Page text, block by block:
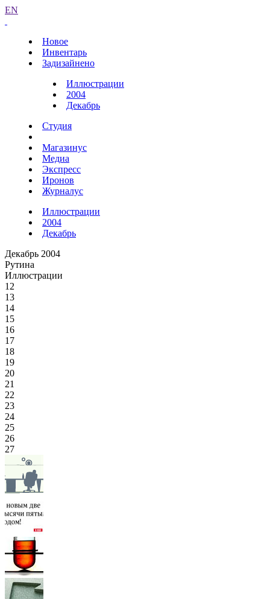
EN
Новое
Инвентарь
Задизайнено
Иллюстрации
2004
Декабрь
Студия
Магазинус
Медиа
Экспресс
Иронов
Журналус
Иллюстрации
2004
Декабрь
Декабрь 2004
Рутина
Иллюстрации
12
13
14
15
16
17
18
19
20
21
22
23
24
25
26
27